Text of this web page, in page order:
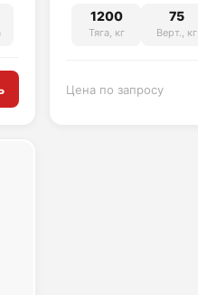
1200
Тяга, кг
75
Верт., кг
Цена по запросу